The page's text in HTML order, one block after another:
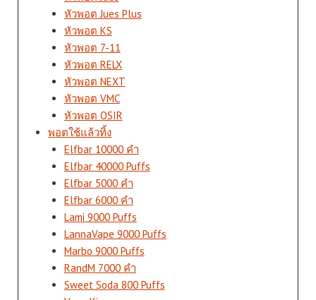
หัวพอต Jues Plus
หัวพอต KS
หัวพอต 7-11
หัวพอต RELX
หัวพอต NEXT
หัวพอต VMC
หัวพอต OSIR
พอตใช้แล้วทิ้ง
Elfbar 10000 คำ
Elfbar 40000 Puffs
Elfbar 5000 คำ
Elfbar 6000 คำ
Lami 9000 Puffs
LannaVape 9000 Puffs
Marbo 9000 Puffs
RandM 7000 คำ
Sweet Soda 800 Puffs